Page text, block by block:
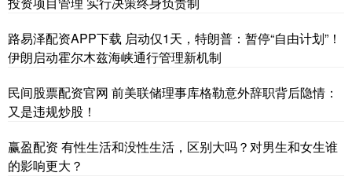
路易泽配资APP下载 启动仅1天，特朗普：暂停“自由计划”！
伊朗启动霍尔木兹海峡通行管理新机制
民间股票配资官网 前美联储理事库格勒意外辞职背后隐情：
又是违规炒股！
赢盈配资 有性生活和没性生活，区别大吗？对男生和女生谁
的影响更大？